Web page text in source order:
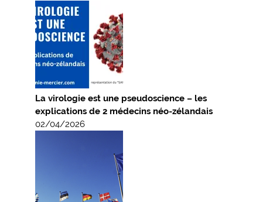
La virologie est une pseudoscience – les
explications de 2 médecins néo-zélandais
02/04/2026